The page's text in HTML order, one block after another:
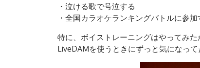
・泣ける歌で号泣する
・全国カラオケランキングバトルに参加
特に、ボイストレーニングはやってみた
LiveDAMを使うときにずっと気になっ